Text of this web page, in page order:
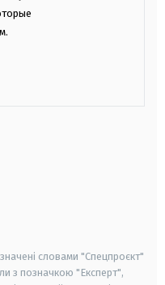
словами "Спецпроєкт"
з позначкою "Експерт",